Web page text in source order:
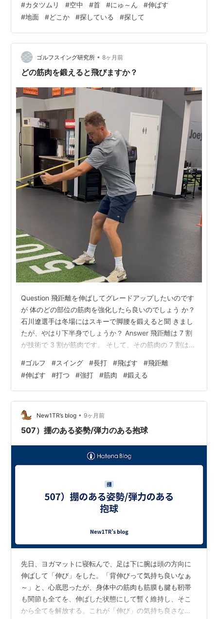
#カタツムリ #空中 #首 #にゅ～ん #伸ばす
#地面 #どこか #探している #探して
ゴルフスイング研究所 • 8ヶ月前
どの筋肉を鍛えると飛びますか？
Question 飛距離を伸ばしてグレードアップしたいのです
が 体のどの部位の筋肉を強化したら良いのでしょう か？
石川遼選手は冬場にはスキーで脚腰を鍛えると聞 きまし
たが、やはり下半身でしょうか？ Answer 飛距離は 7 割
が技術で 3 割が筋肉です。 そして、その筋肉の 7 割は下
もスイングに 使っていなければ反映されません。 欧米打
法は全身の筋肉を使った飛ばしの技が 15 種類ほどあり、
それらの動作をそれぞれにマック スに組み込んだら 400
Y は飛ばせるだけのパワー が出ます。 ところが、それぞ
れの技をマックスに入れたらま ずバ…
#ゴルフ #スイング #長打 #飛ばす #飛距離
#伸ばす #打つ #強打 #筋肉 #鍛える
New1TR’s blog • 9ヶ月前
507）掤のある姿勢/弾力のある抱球
先日、ヨガマットに寝転んで、足は下に腕は頭の方向に
伸ばして「伸び」をした。「背伸びって気持ち良いなぁ
～」と、心底思ったが、身体中の筋肉も筋膜も腱も靭帯
も関節も全てを、伸ばした状態にして暫く維持し、そこ
から全てを解放する。これが「伸び」の気持ち良さなの